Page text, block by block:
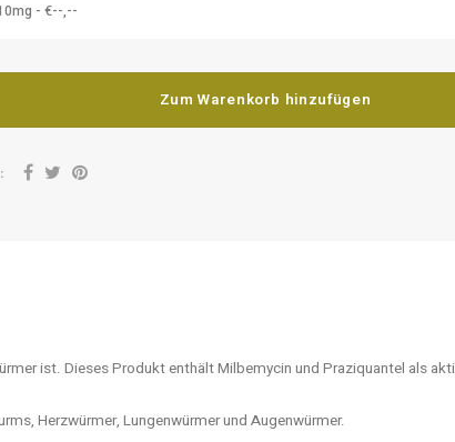
- €--,--
Zum Warenkorb hinzufügen
ist. Dieses Produkt enthält Milbemycin und Praziquantel als
Herzwürmer, Lungenwürmer und Augenwürmer.